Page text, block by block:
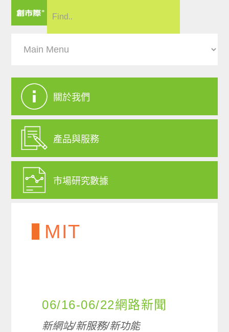
關於我們
產品與服務
市場研究數據
MIT
06/16-06/22網路新聞
新網站/新服務/新功能